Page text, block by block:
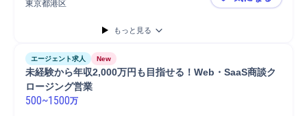
東京都港区
【💠シェア
もっと見る
エージェント求人 New
未経験から年収2,000万円も目指せる！Web・SaaS商談ク
ロージング営業
500~1500万